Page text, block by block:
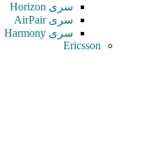
سری Horizon
سری AirPair
سری Harmony
Ericsson